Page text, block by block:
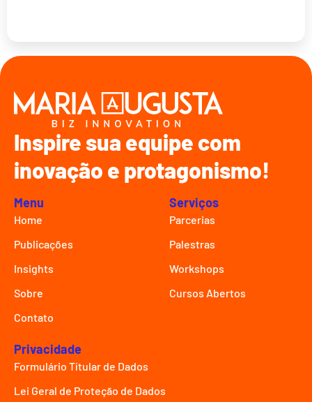
Inspire sua equipe com
inovação e protagonismo!
Menu
Home
Publicações
Insights
Sobre
Contato
Serviços
Parcerias
Palestras
Workshops
Cursos Abertos
Privacidade
Formulário Títular de Dados
Lei Geral de Proteção de Dados